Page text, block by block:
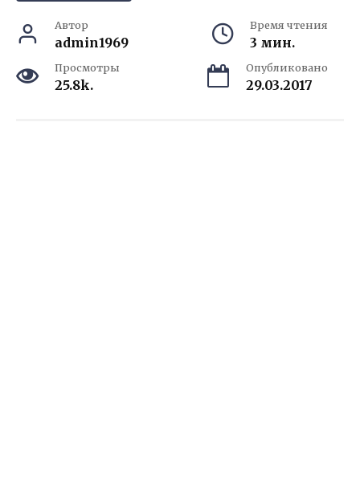
Автор
admin1969
Время чтения
3 мин.
Просмотры
25.8k.
Опубликовано
29.03.2017